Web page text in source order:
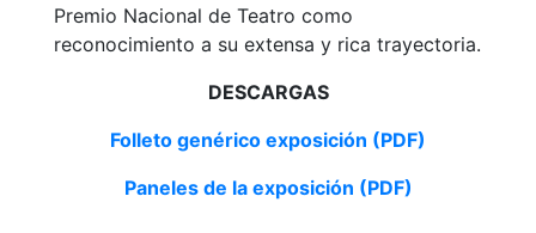
Premio Nacional de Teatro como
reconocimiento a su extensa y rica trayectoria.
DESCARGAS
Folleto genérico exposición (PDF)
Paneles de la exposición (PDF)